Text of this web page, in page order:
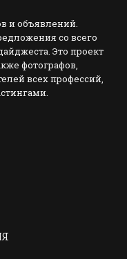
и объявлений.
со всего
Это проект
фотографов,
всех профессий,